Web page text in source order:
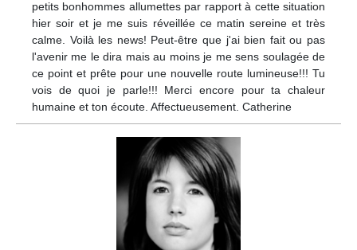
petits bonhommes allumettes par rapport à cette situation
hier soir et je me suis réveillée ce matin sereine et très
calme. Voilà les news! Peut-être que j'ai bien fait ou pas
l'avenir me le dira mais au moins je me sens soulagée de
ce point et prête pour une nouvelle route lumineuse!!! Tu
vois de quoi je parle!!! Merci encore pour ta chaleur
humaine et ton écoute. Affectueusement. Catherine